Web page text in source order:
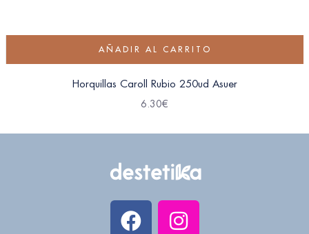
AÑADIR AL CARRITO
Horquillas Caroll Rubio 250ud Asuer
6.30€